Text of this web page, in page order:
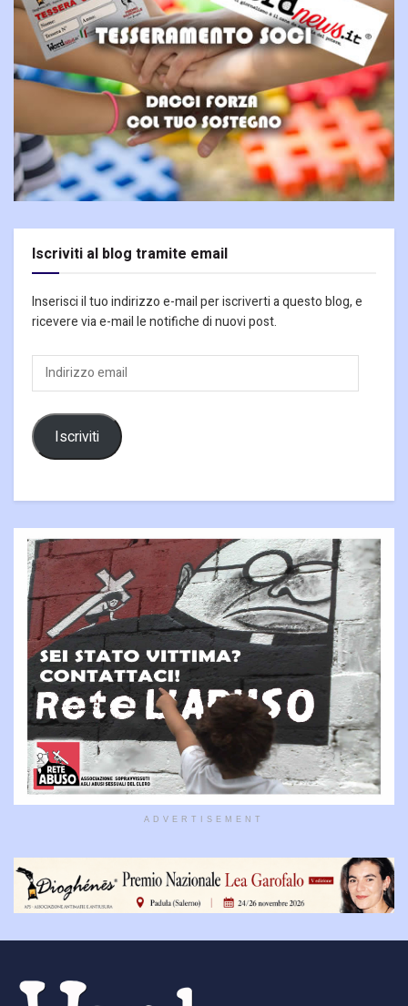
Iscriviti al blog tramite email
Inserisci il tuo indirizzo e-mail per iscriverti a questo blog, e
ricevere via e-mail le notifiche di nuovi post.
Indirizzo
email
Iscriviti
ADVERTISEMENT